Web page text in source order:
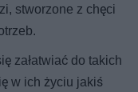
stworzone z chęci
załatwiać do takich
w ich życiu jakiś